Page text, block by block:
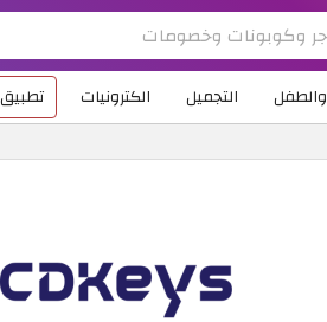
والطفل التجميل الكترونيات